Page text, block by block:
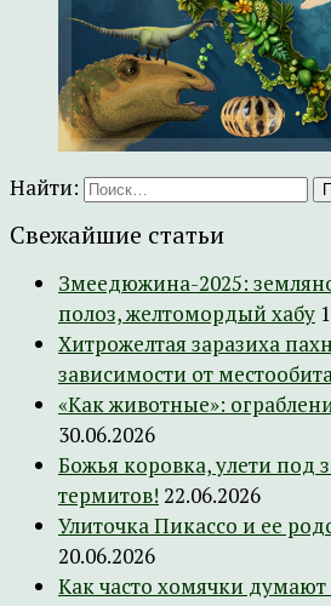
Найти:
Свежайшие статьи
Змеедюжина-2025:
полоз, желтомордый хабу
Хитрожелтая заразиха
зависимости от
«Как животные»:
30.06.2026
Божья коровка, улети под
термитов! 22.06.2026
Улиточка Пикассо и ее
20.06.2026
Как часто хомячки